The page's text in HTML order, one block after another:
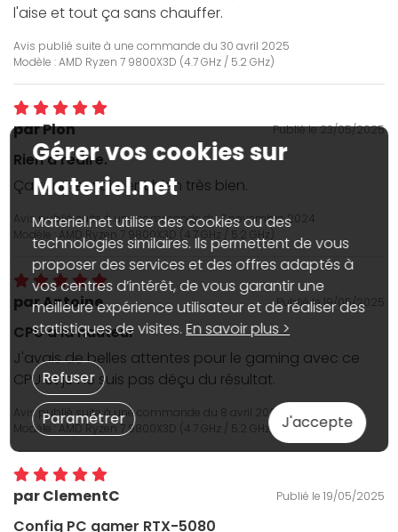
l'aise et tout ça sans chauffer.
Avis publié suite à une commande du 30 avril 2025
Modèle : AMD Ryzen 7 9800X3D (4.7 GHz / 5.2 GHz)
par Plon Publié le 23/05/2025
Rien à redire.
Ça tourne vraiment bien très bien.
Avis publié suite à une commande du7 novembre 2024
Modèle : AMD Ryzen 7 9800X3D (4.7 GHz / 5.2 GHz)
par Antoine Publié le 19/05/2025
CPU à la hauteur
J'avais de belles attentes pour le gaming avec ce
CPU et je ne suis pas déçu du résultat.
Avis publié suite à une commande du 8 avril 2025
Modèle : AMD Ryzen 7 9800X3D (4.7 GHz / 5.2 GHz) - Version tray
par ClementC Publié le 19/05/2025
Config PC gamer RTX-5080
Gérer vos cookies sur
Materiel.net
Materiel.net utilise des cookies ou des
technologies similaires. Ils permettent de vous
proposer des services et des offres adaptés à
vos centres d’intérêt, de vous garantir une
meilleure expérience utilisateur et de réaliser des
statistiques de visites.En savoir plus >
J'accepte
Paramétrer
Refuser